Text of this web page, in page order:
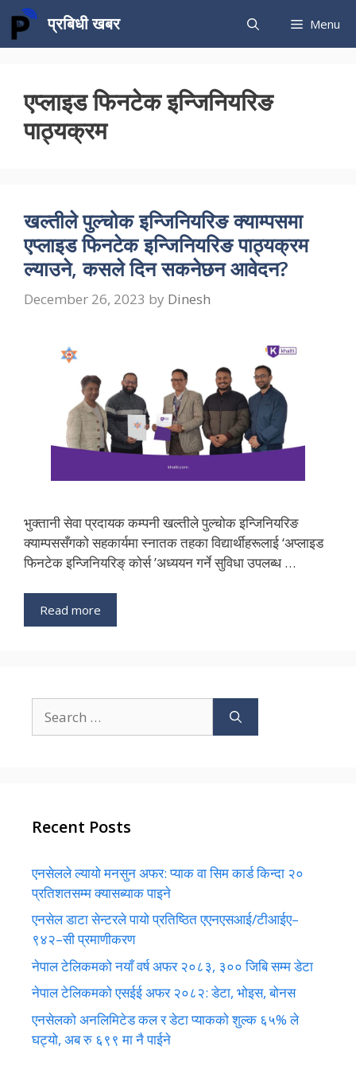
Skip
content
प्रबिधी खबर Menu
एप्लाइड फिनटेक इन्जिनियरिङ
पाठ्यक्रम
खल्तीले पुल्चोक इन्जिनियरिङ क्याम्पसमा
एप्लाइड फिनटेक इन्जिनियरिङ पाठ्यक्रम
ल्याउने, कसले दिन सकनेछन आवेदन?
December 26, 2023 by Dinesh
भुक्तानी सेवा प्रदायक कम्पनी खल्तीले पुल्चोक इन्जिनियरिङ
क्याम्पससँगको सहकार्यमा स्नातक तहका विद्यार्थीहरूलाई ‘अप्लाइड
फिनटेक इन्जिनियरिङ् कोर्स ’अध्ययन गर्ने सुविधा उपलब्ध …
Read more
for:
Recent Posts
एनसेलले ल्यायो मनसुन अफर: प्याक वा सिम कार्ड किन्दा २०
प्रतिशतसम्म क्यासब्याक पाइने
एनसेल डाटा सेन्टरले पायो प्रतिष्ठित एएनएसआई/टीआईए–
९४२–सी प्रमाणीकरण
नेपाल टेलिकमको नयाँ वर्ष अफर २०८३, ३०० जिबि सम्म डेटा
नेपाल टेलिकमको एसईई अफर २०८२: डेटा, भोइस, बोनस
एनसेलको अनलिमिटेड कल र डेटा प्याकको शुल्क ६५% ले
घट्यो, अब रु ६९९ मा नै पाईने